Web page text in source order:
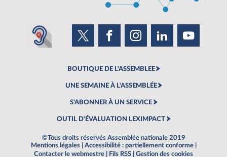
BOUTIQUE DE L'ASSEMBLEE
UNE SEMAINE À L'ASSEMBLÉE
S'ABONNER À UN SERVICE
OUTIL D'ÉVALUATION LEXIMPACT
©Tous droits réservés Assemblée nationale 2019
Mentions légales
Accessibilité : partiellement conforme
Contacter le webmestre
Fils RSS Gestion des cookies